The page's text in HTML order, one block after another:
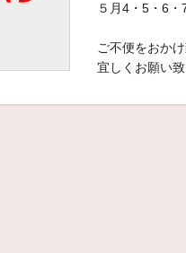
５月4・5・6・
ご不便をおか
宜しくお願い致